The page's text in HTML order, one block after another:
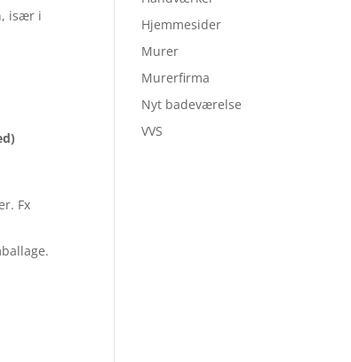
især i
Fx
Hjemmesider
Murer
Murerfirma
Nyt badeværelse
VVS